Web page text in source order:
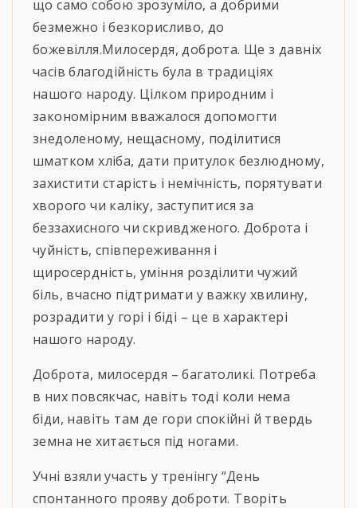
що само собою зрозуміло, а добрими
безмежно і безкорисливо, до
божевілля.Милосердя, доброта. Ще з давніх
часів благодійність була в традиціях
нашого народу. Цілком природним і
закономірним вважалося допомогти
знедоленому, нещасному, поділитися
шматком хліба, дати притулок безлюдному,
захистити старість і немічність, порятувати
хворого чи каліку, заступитися за
беззахисного чи скривдженого. Доброта і
чуйність, співпереживання і
щиросердність, уміння розділити чужий
біль, вчасно підтримати у важку хвилину,
розрадити у горі і біді – це в характері
нашого народу.
Доброта, милосердя – багатоликі. Потреба
в них повсякчас, навіть тоді коли нема
біди, навіть там де гори спокійні й твердь
земна не хитається під ногами.
Учні взяли участь у тренінгу “День
спонтанного прояву доброти. Творіть